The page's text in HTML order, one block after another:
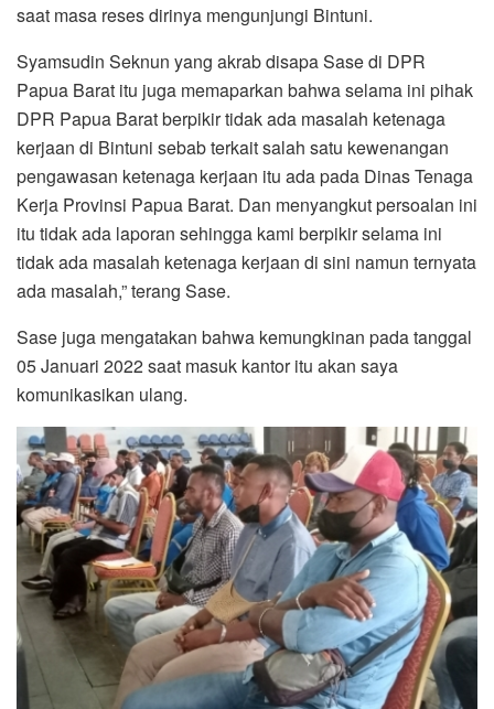
saat masa reses dirinya mengunjungi Bintuni.
Syamsudin Seknun yang akrab disapa Sase di DPR
Papua Barat itu juga memaparkan bahwa selama ini pihak
DPR Papua Barat berpikir tidak ada masalah ketenaga
kerjaan di Bintuni sebab terkait salah satu kewenangan
pengawasan ketenaga kerjaan itu ada pada Dinas Tenaga
Kerja Provinsi Papua Barat. Dan menyangkut persoalan ini
itu tidak ada laporan sehingga kami berpikir selama ini
tidak ada masalah ketenaga kerjaan di sini namun ternyata
ada masalah,” terang Sase.
Sase juga mengatakan bahwa kemungkinan pada tanggal
05 Januari 2022 saat masuk kantor itu akan saya
komunikasikan ulang.